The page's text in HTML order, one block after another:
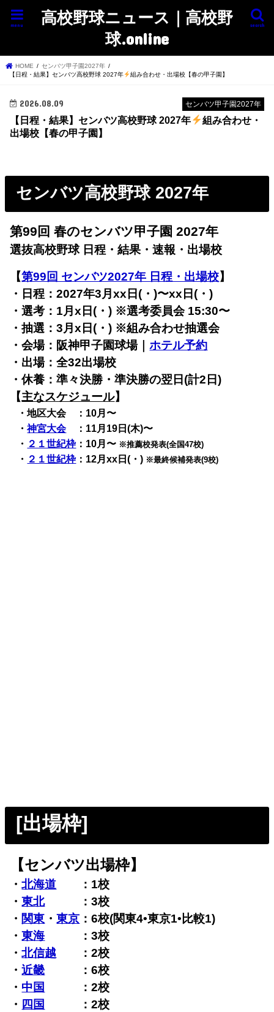
高校野球ニュース｜高校野
球.online
search
menu
HOME
センバツ甲子園2027年
【日程・結果】センバツ高校野球 2027年
組み合わせ・出場校【春の甲子園】
センバツ甲子園2027年
2026.08.09
【日程・結果】センバツ高校野球 2027年
組み合わせ・
出場校【春の甲子園】
センバツ高校野球 2027年
第99回 春のセンバツ甲子園 2027年
選抜高校野球 日程・結果・速報・出場校
【第99回 センバツ2027年 日程・出場校】
・日程：2027年3月xx日(・)〜xx日(・)
・選考：1月x日(・) ※選考委員会 15:30〜
・抽選：3月x日(・) ※組み合わせ抽選会
・会場：阪神甲子園球場｜ホテル予約
・出場：全32出場校
・休養：準々決勝・準決勝の翌日(計2日)
【主なスケジュール】
・地区大会 ：10月〜
・神宮大会：11月19日(木)〜
・ ２１世紀枠：10月〜 ※推薦校発表(全国47校)
・ ２１世紀枠：12月xx日(・) ※最終候補発表(9校)
[出場枠]
【センバツ出場枠】
・北海道 ：1校
・東北：3校
・ 関東 ・東京 ：6校(関東4•東京1•比較1)
・東海 ：3校
・北信越 ：2校
・近畿 ：6校
・ 中国
：2校
・ 四国
：2校